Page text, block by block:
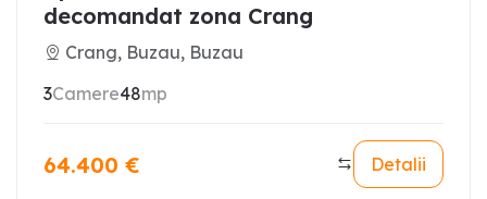
decomandat zona Crang
Crang, Buzau, Buzau
3Camere48mp
64.400 € Detalii